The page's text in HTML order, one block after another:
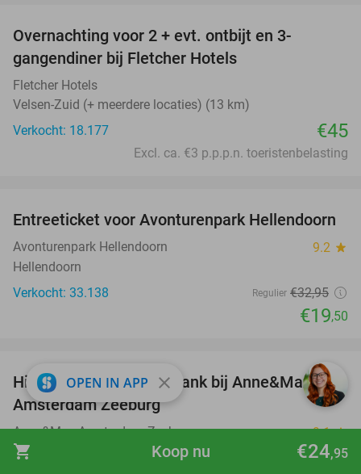
shopping_cart €24,95
Koop nu
Overnachting voor 2 + evt. ontbijt en 3-
gangendiner bij Fletcher Hotels
Fletcher Hotels
Velsen-Zuid (+ meerdere locaties) (13 km)
Verkocht: 18.177
€45
Excl. ca. €3 p.p.p.n. toeristenbelasting
41%
Entreeticket voor Avonturenpark Hellendoorn
Avonturenpark Hellendoorn 9.2 star
Hellendoorn
Verkocht: 33.138
Regulier €32,95
€19,50
36%
High tea of luxe lunchplank bij Anne&Max
Amsterdam Zeeburg
Anne&Max Amsterdam Zeeburg 9.1star
Amsterdam
OPEN IN APP close